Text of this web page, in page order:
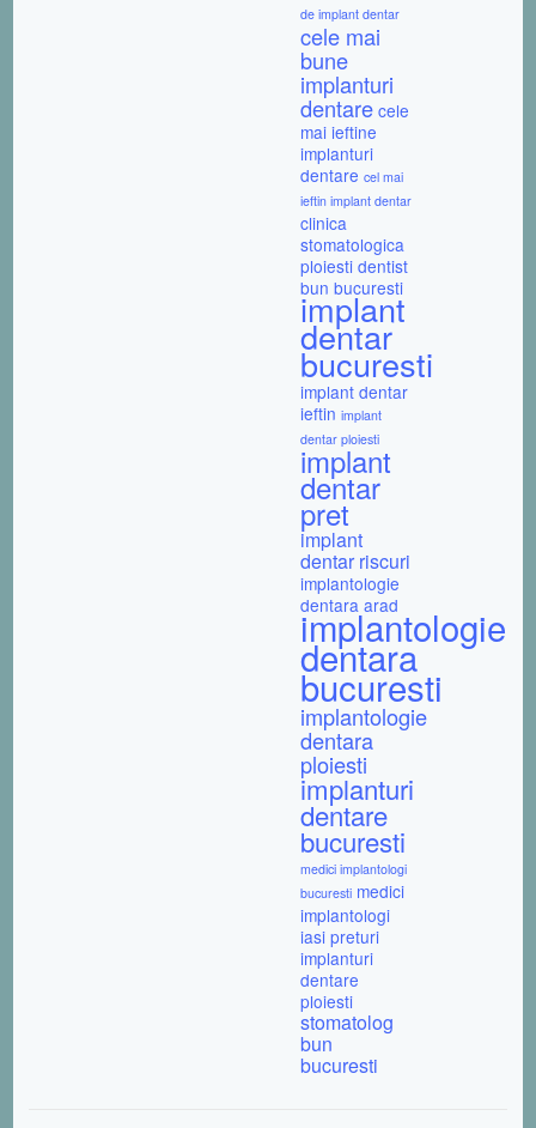
de implant dentar
cele mai
bune
implanturi
dentare cele
mai ieftine
implanturi
dentare cel mai
ieftin implant dentar
clinica
stomatologica
ploiesti dentist
bun bucuresti
implant
dentar
bucuresti
implant dentar
ieftin implant
dentar ploiesti
implant
dentar
pret
implant
dentar riscuri
implantologie
dentara arad
implantologie
dentara
bucuresti
implantologie
dentara
ploiesti
implanturi
dentare
bucuresti
medici implantologi
bucuresti medici
implantologi
iasi preturi
implanturi
dentare
ploiesti
stomatolog
bun
bucuresti